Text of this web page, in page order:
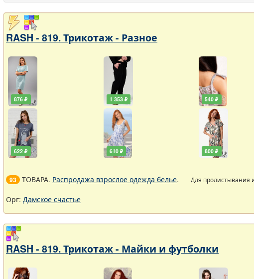
RASH - 819. Трикотаж - Разное
876 ₽
622 ₽
1 353 ₽
610 ₽
540 ₽
800 ₽
93 ТОВАРА. Распродажа взрослое одежда белье. Для пролистывания
Орг: Дамское счастье
RASH - 819. Трикотаж - Майки и футболки